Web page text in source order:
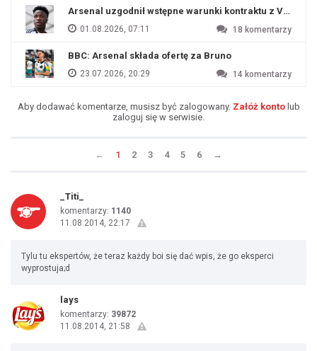
Arsenal uzgodnił wstępne warunki kontraktu z
01.08.2026, 07:11 18 komentarzy
BBC: Arsenal składa ofertę za Bruno
23.07.2026, 20:29 14 komentarzy
Aby dodawać komentarze, musisz być zalogowany. Załóż kontolub
zaloguj się w serwisie.
← 1 2 3 4 5 6 →
_Titi_
komentarzy: 1140
11.08.2014, 22:17
Tylu tu ekspertów, że teraz każdy boi się dać wpis, że go eksperci
wyprostuja;d
lays
komentarzy: 39872
11.08.2014, 21:58